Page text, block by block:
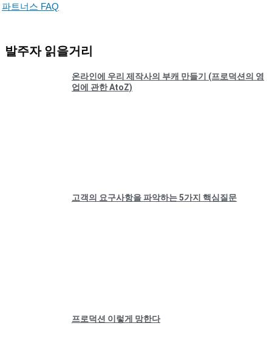
파트너스 FAQ
발주자 읽을거리
온라인에 우리 제작사의 부캐 만들기 (프로덕션의 영
업에 관한 AtoZ)
고객의 요구사항을 파악하는 5가지 핵심질문
프로덕션 이렇게 망한다